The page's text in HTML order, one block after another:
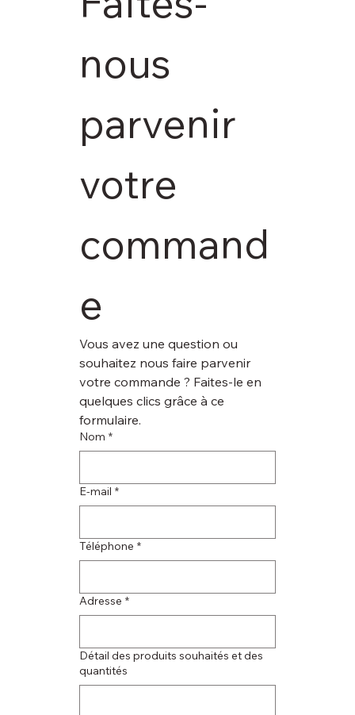
nous
parvenir
votre
command
e
Vous avez une question ou
souhaitez nous faire parvenir
votre commande ? Faites-le en
quelques clics grâce à ce
formulaire.
Nom *
E‑mail *
Téléphone *
Adresse *
Détail des produits souhaités et des
quantités